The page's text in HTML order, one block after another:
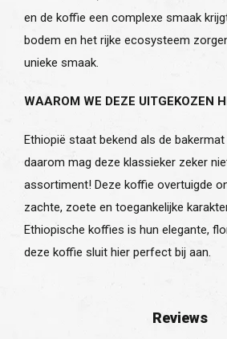
en de koffie een complexe smaak
bodem en het rijke ecosysteem
unieke smaak.
WAAROM WE DEZE UITGEKOZEN
Ethiopië staat bekend als de
daarom mag deze klassieker zeker
assortiment! Deze koffie overtuigde
zachte, zoete en toegankelijke
Ethiopische koffies is hun elegante,
deze koffie sluit hier perfect bij aan.
Reviews